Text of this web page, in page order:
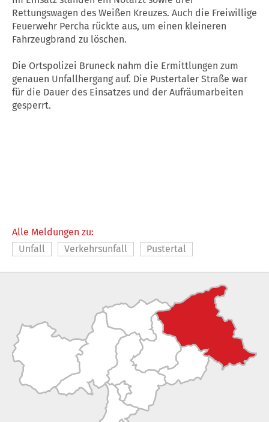
Rettungswagen des Weißen Kreuzes. Auch die Freiwillige
Feuerwehr Percha rückte aus, um einen kleineren
Fahrzeugbrand zu löschen.
Die Ortspolizei Bruneck nahm die Ermittlungen zum
genauen Unfallhergang auf. Die Pustertaler Straße war
für die Dauer des Einsatzes und der Aufräumarbeiten
gesperrt.
Alle Meldungen zu:
Unfall
Verkehrsunfall Pustertal